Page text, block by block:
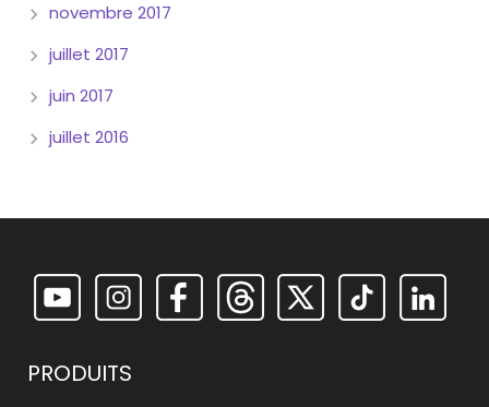
novembre 2017
juillet 2017
juin 2017
juillet 2016
PRODUITS